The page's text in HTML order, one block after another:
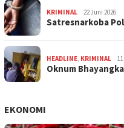
KRIMINAL 22 Juni 2026
Satresnarkoba
HEADLINE KRIMINAL
Oknum
EKONOMI